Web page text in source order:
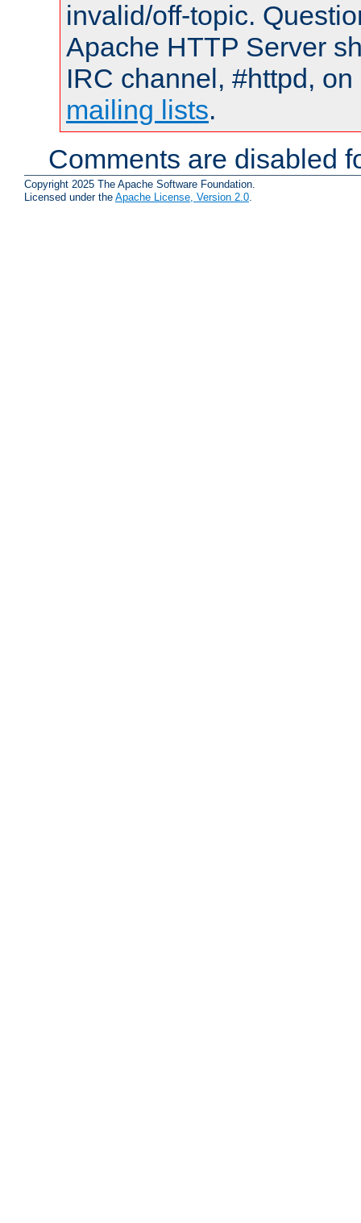
invalid/off-topic.
Apache HTTP Server
IRC channel, #httpd,
mailing lists.
Comments are disabled
Copyright 2025 The Apache Software Foundation.
Licensed under the Apache License, Version 2.0